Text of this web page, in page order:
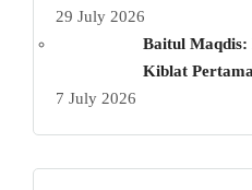
29 July 2026
Baitul Maqdis:
Kiblat
7 July 2026